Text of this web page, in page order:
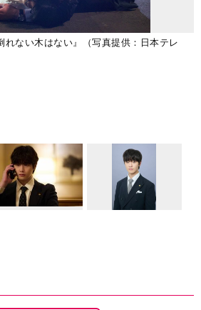
れない木はない』（写真提供：日本テレ